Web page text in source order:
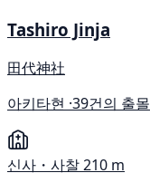
Tashiro Jinja
田代神社
아키타현 ·39건의 출몰
신사・사찰210 m